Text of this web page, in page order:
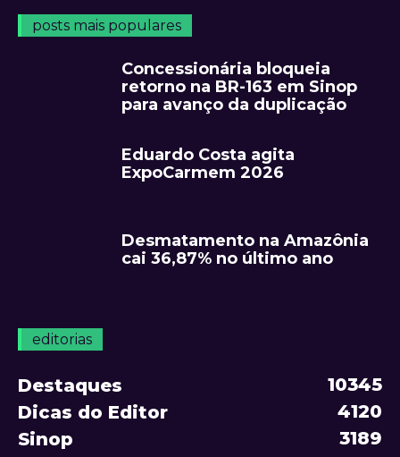
posts mais populares
Concessionária bloqueia
retorno na BR-163 em Sinop
para avanço da duplicação
Eduardo Costa agita
ExpoCarmem 2026
Desmatamento na Amazônia
cai 36,87% no último ano
editorias
Destaques
10345
Dicas do Editor
4120
Sinop
3189